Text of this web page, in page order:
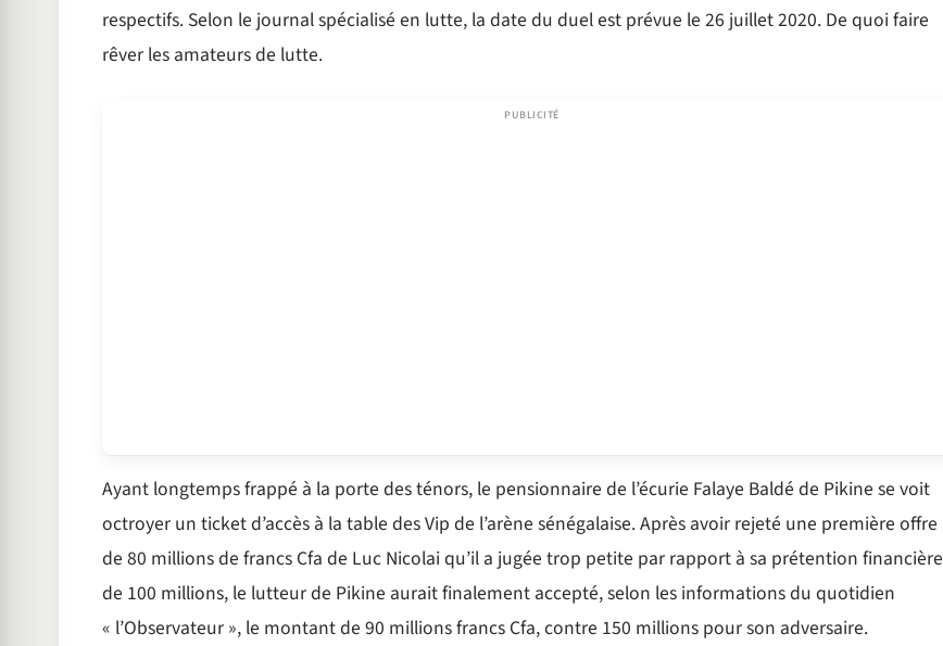
respectifs. Selon le journal spécialisé en lutte, la date du duel est prévue le 26 juillet 2020. De quoi faire
rêver les amateurs de lutte.
Ayant longtemps frappé à la porte des ténors, le pensionnaire de l’écurie Falaye Baldé de Pikine se voit
octroyer un ticket d’accès à la table des Vip de l’arène sénégalaise. Après avoir rejeté une première offre
de 80 millions de francs Cfa de Luc Nicolai qu’il a jugée trop petite par rapport à sa prétention financière
de 100 millions, le lutteur de Pikine aurait finalement accepté, selon les informations du quotidien
« l’Observateur », le montant de 90 millions francs Cfa, contre 150 millions pour son adversaire.